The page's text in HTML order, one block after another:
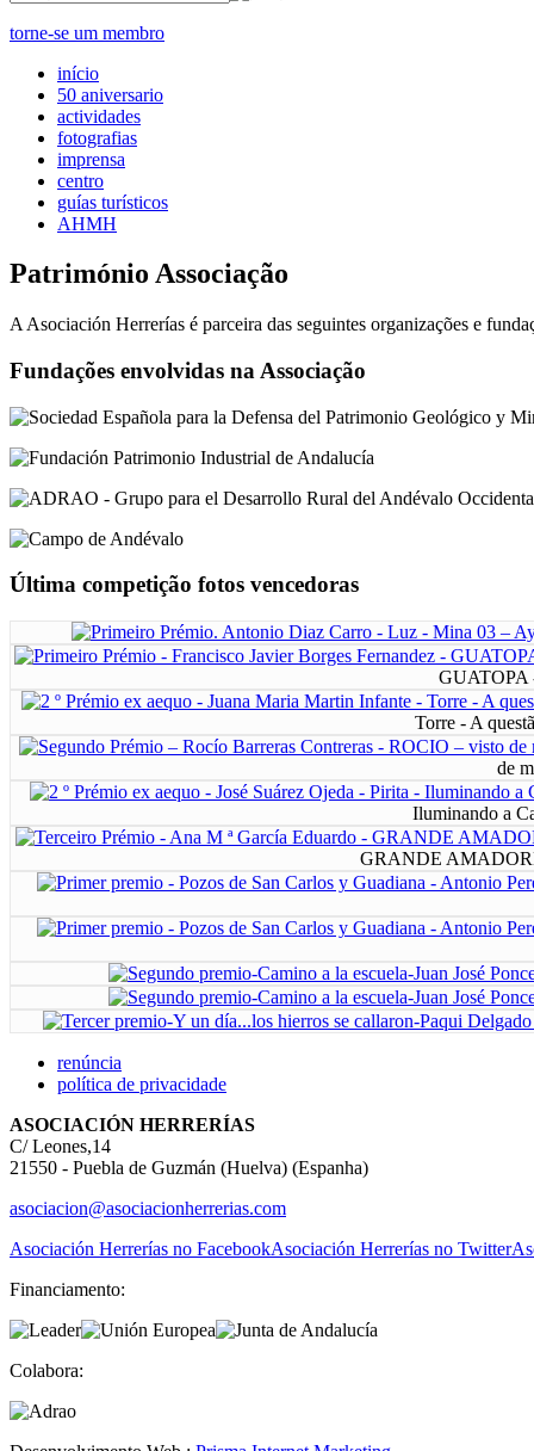
torne-se um membro
início
50 aniversario
actividades
fotografias
imprensa
centro
guías turísticos
AHMH
Património Associação
A Asociación Herrerías é parceira das seguintes organizações e
Fundações envolvidas na Associação
Última competição fotos vencedoras
GUATOPA
Torre - A
de
Iluminando a
GRANDE
renúncia
política de privacidade
ASOCIACIÓN HERRERÍAS
C/ Leones,14
21550 - Puebla de Guzmán (Huelva) (Espanha)
asociacion@asociacionherrerias.com
Asociación Herrerías no FacebookAsociación Herrerías no Twitter
Financiamento:
Colabora: